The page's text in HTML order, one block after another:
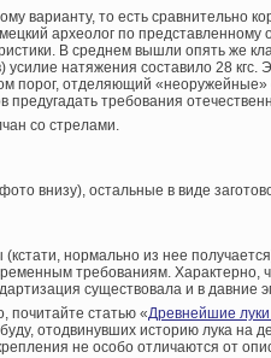
варианту, то есть сравнительно
археолог по представленному
В среднем вышли опять же
натяжения составило 28 кгс.
порог, отделяющий «неоружейные»
предугадать требования
со стрелами.
внизу), остальные в виде
нормально из нее
требованиям. Характерно,
существовала и в давние
почитайте статью «Древнейшие луки
отодвинувших историю лука на
не особо отличаются от